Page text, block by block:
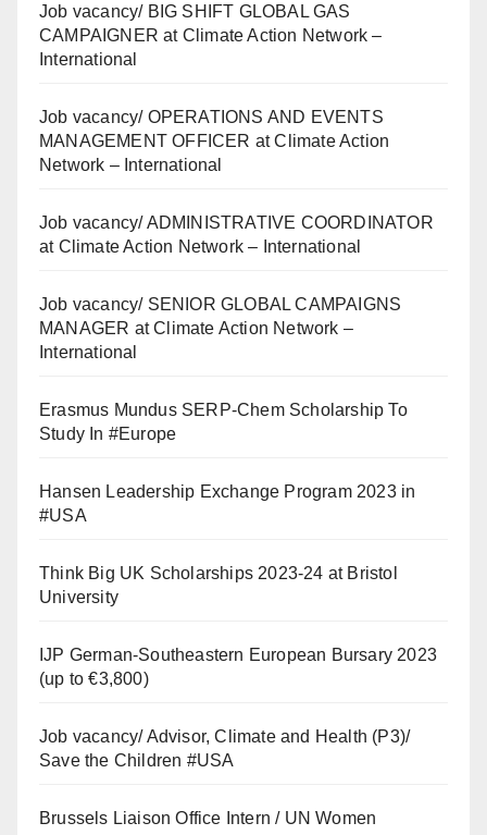
Job vacancy/ BIG SHIFT GLOBAL GAS
CAMPAIGNER at Climate Action Network –
International
Job vacancy/ OPERATIONS AND EVENTS
MANAGEMENT OFFICER at Climate Action
Network – International
Job vacancy/ ADMINISTRATIVE COORDINATOR
at Climate Action Network – International
Job vacancy/ SENIOR GLOBAL CAMPAIGNS
MANAGER at Climate Action Network –
International
Erasmus Mundus SERP-Chem Scholarship To
Study In #Europe
Hansen Leadership Exchange Program 2023 in
#USA
Think Big UK Scholarships 2023-24 at Bristol
University
IJP German-Southeastern European Bursary 2023
(up to €3,800)
Job vacancy/ Advisor, Climate and Health (P3)/
Save the Children #USA
Brussels Liaison Office Intern / UN Women